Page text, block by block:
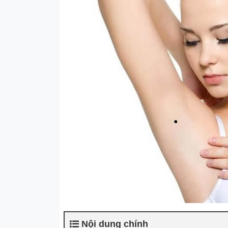
Nội dung chính